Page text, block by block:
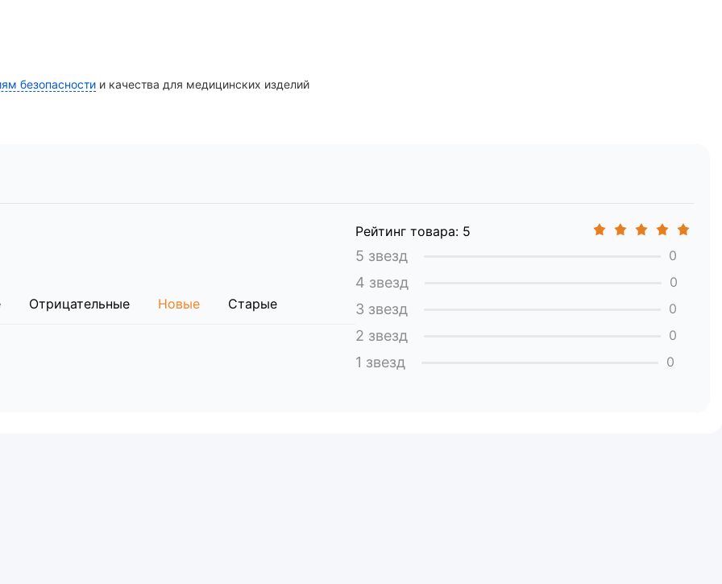
1330 мм);
32 мм);
безопасности и качества для медицинских изделий
Отрицательные Новые Старые
Рейтинг товара: 5
5 звезд 0
4 звезд 0
3 звезд 0
2 звезд 0
1 звезд 0